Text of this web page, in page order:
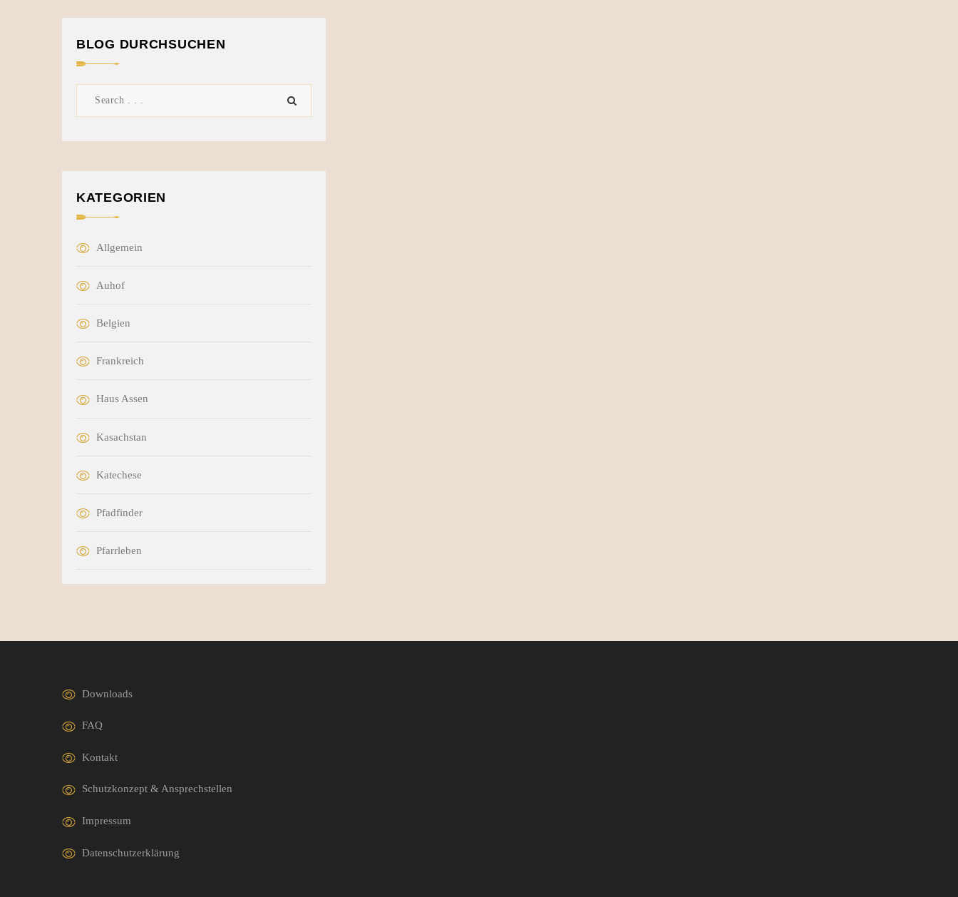
BLOG DURCHSUCHEN
KATEGORIEN
Allgemein
Auhof
Belgien
Frankreich
Haus Assen
Kasachstan
Katechese
Pfadfinder
Pfarrleben
Downloads
FAQ
Kontakt
Schutzkonzept & Ansprechstellen
Impressum
Datenschutzerklärung